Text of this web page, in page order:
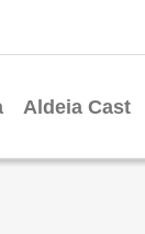
Aldeia Cast